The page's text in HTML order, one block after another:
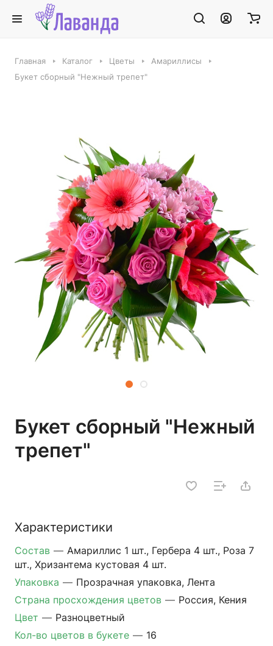
Главная Каталог Цветы
Амариллисы
Букет сборный "Нежный трепет"
Букет сборный "Нежный
трепет"
Характеристики
Состав — Амариллис 1 шт., Гербера 4 шт., Роза 7
шт., Хризантема кустовая 4 шт.
Упаковка — Прозрачная упаковка, Лента
Страна просхождения цветов — Россия, Кения
Цвет — Разноцветный
Кол-во цветов в букете — 16